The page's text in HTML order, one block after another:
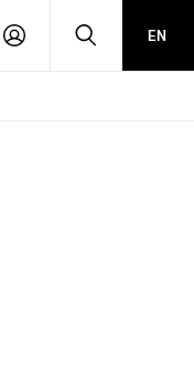
PŘIHLÁSIT HLEDATEN